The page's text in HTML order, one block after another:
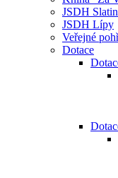
JSDH
JSDH Lípy
Veřejné
Dotace